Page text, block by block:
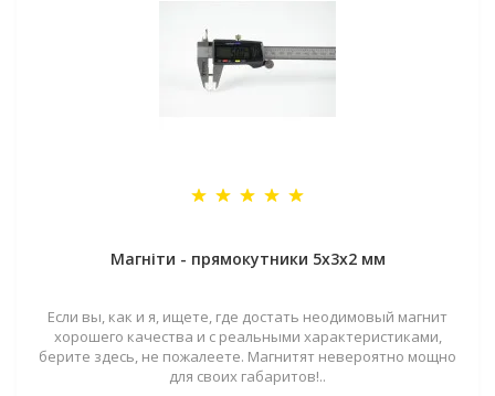
Магніти - прямокутники 5x3x2 мм
Если вы, как и я, ищете, где достать неодимовый магнит
хорошего качества и с реальными характеристиками,
берите здесь, не пожалеете. Магнитят невероятно мощно
для своих габаритов!..